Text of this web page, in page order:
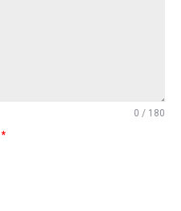
0 / 180
*